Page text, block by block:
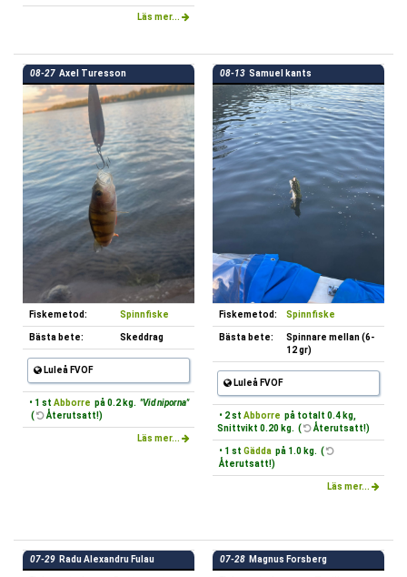
Läs mer...
08-27 Axel Turesson
Fiskemetod: Spinnfiske
Bästa bete: Skeddrag
Luleå FVOF
• 1 st Abborre på 0.2 kg. "Vid niporna"
(
Återutsatt!)
Läs mer...
08-13 Samuel kants
Fiskemetod: Spinnfiske
Bästa bete:
Spinnare mellan (6-
12 gr)
Luleå FVOF
• 2 st Abborre på totalt 0.4 kg,
Snittvikt 0.20 kg. (
Återutsatt!)
• 1 st Gädda på 1.0 kg. (
Återutsatt!)
Läs mer...
07-29 Radu Alexandru Fulau 07-28 Magnus Forsberg